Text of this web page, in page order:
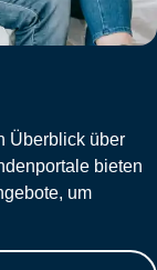
Überblick über
bieten
um